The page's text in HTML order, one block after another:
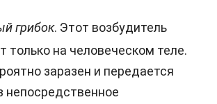
грибок. Этот возбудитель
только на человеческом теле.
заразен и передается
непосредственное